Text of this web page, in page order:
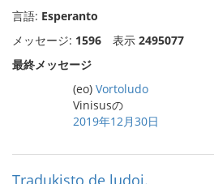
言語: Esperanto
メッセージ: 1596 表示 2495077
最終メッセージ
(eo) Vortoludo
Vinisusの
2019年12月30日
Tradukisto de ludoj.